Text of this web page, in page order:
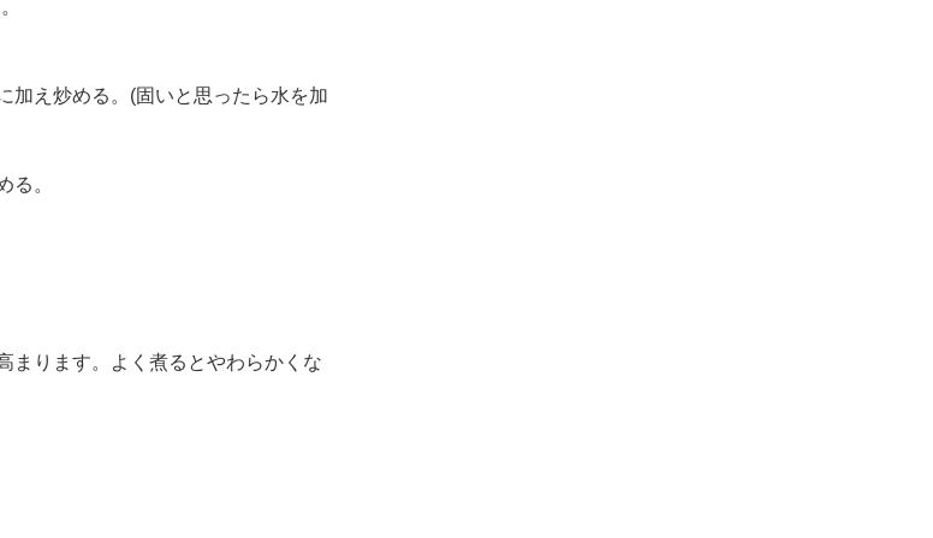
え炒める。(固いと思ったら水を加
る。
まります。よく煮るとやわらかくな